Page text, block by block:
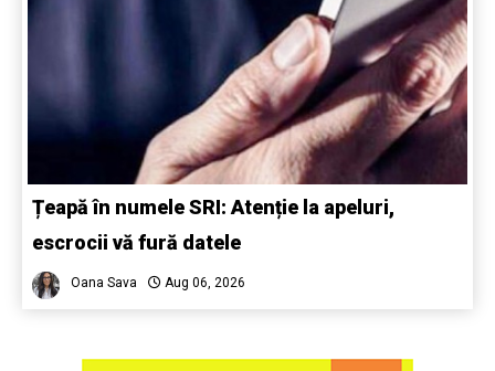
Țeapă în numele SRI: Atenție la apeluri,
escrocii vă fură datele
Oana Sava Aug 06, 2026